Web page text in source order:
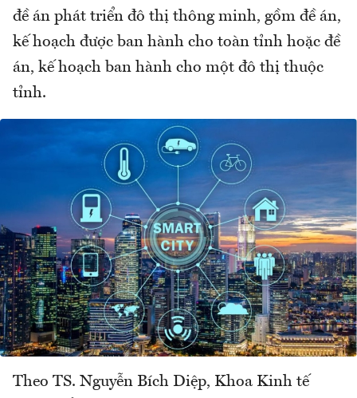
đề án phát triển đô thị thông minh, gồm đề án,
kế hoạch được ban hành cho toàn tỉnh hoặc đề
án, kế hoạch ban hành cho một đô thị thuộc
tỉnh.
Theo TS. Nguyễn Bích Diệp, Khoa Kinh tế